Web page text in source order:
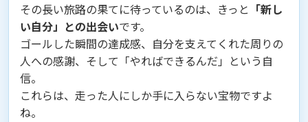
その長い旅路の果てに待っているのは、きっと 「新し
い自分」との出会いです。
ゴールした瞬間の達成感、自分を支えてくれた周りの
人への感謝、そして「やればできるんだ」という自
信。
これらは、走った人にしか手に入らない宝物ですよ
ね。